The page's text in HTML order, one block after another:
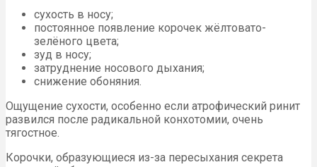
сухость в носу;
постоянное появление корочек жёлтовато-
зелёного цвета;
зуд в носу;
затруднение носового дыхания;
снижение обоняния.
Ощущение сухости, особенно если атрофический ринит
развился после радикальной конхотомии, очень
тягостное.
Корочки, образующиеся из-за пересыхания секрета